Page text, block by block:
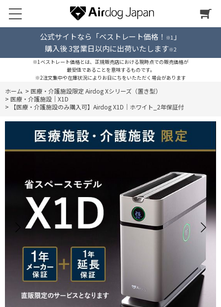
公式サイトなら「ベストレート価格！ ※1 」
購入後 3営業日以内に出荷いたします※2
※1ベストレート価格とは、正規販売店における現時点での販売価格が
最安値であることを意味するものです。
※2注文集中や在庫状況によりお日にちをいたただく場合があります
ホーム > 医療・介護施設限定 Airdog Xシリーズ（置き型）
> 医療・介護施設｜X1D
>
【医療・介護施設のみ購入可】Airdog X1D｜ホワイト_2年保証付